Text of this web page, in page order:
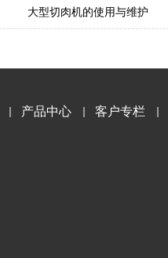
大型切肉机的使用与维护
产品中心 客户专栏